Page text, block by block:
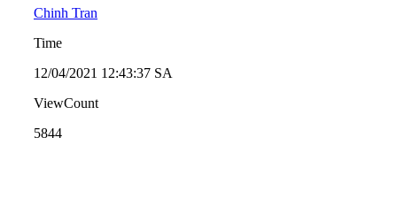
Chinh Tran
Time
12/04/2021 12:43:37 SA
ViewCount
5844